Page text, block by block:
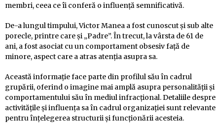
membri, ceea ce îi conferă o influență semnificativă.
De-a lungul timpului, Victor Manea a fost cunoscut și sub alte
porecle, printre care și „Padre”. În trecut, la vârsta de 61 de
ani, a fost asociat cu un comportament obsesiv față de
minore, aspect care a atras atenția asupra sa.
Această informație face parte din profilul său în cadrul
grupării, oferind o imagine mai amplă asupra personalității și
comportamentului său în mediul infracțional. Detaliile despre
activitățile și influența sa în cadrul organizației sunt relevante
pentru înțelegerea structurii și funcționării acesteia.